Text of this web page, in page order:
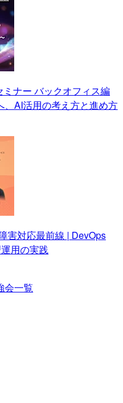
ミナー バックオフィス編
、AI活用の考え方と進め方
害対応最前線 | DevOps
用の実践
会一覧